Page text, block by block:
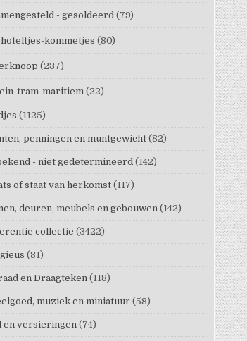
- gesoldeerd (79)
kommetjes (80)
(237)
tram-maritiem (22)
(1125)
penningen en muntgewicht (82)
- niet gedetermineerd (142)
of staat van herkomst (117)
deuren, meubels en gebouwen (142)
collectie (3422)
(81)
en Draagteken (118)
muziek en miniatuur (58)
en versieringen (74)